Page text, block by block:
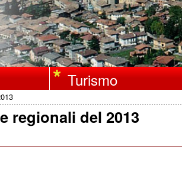
Turismo
regionali del 2013